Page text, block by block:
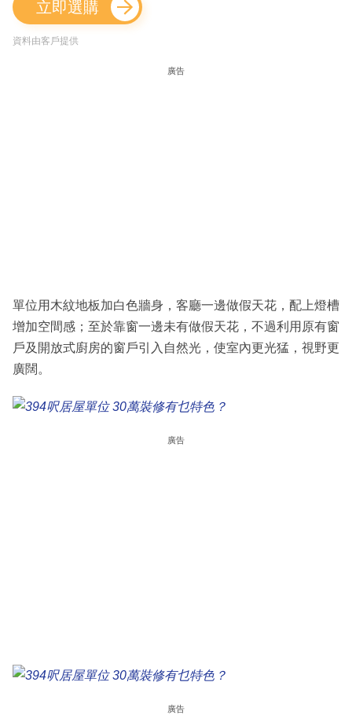
立即選購
資料由客戶提供
廣告
單位用木紋地板加白色牆身，客廳一邊做假天花，配上燈槽
增加空間感；至於靠窗一邊未有做假天花，不過利用原有窗
戶及開放式廚房的窗戶引入自然光，使室內更光猛，視野更
廣闊。
廣告
廣告